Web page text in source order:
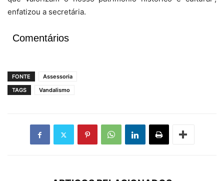
enfatizou a secretária.
Comentários
FONTE
Assessoria
TAGS
Vandalismo